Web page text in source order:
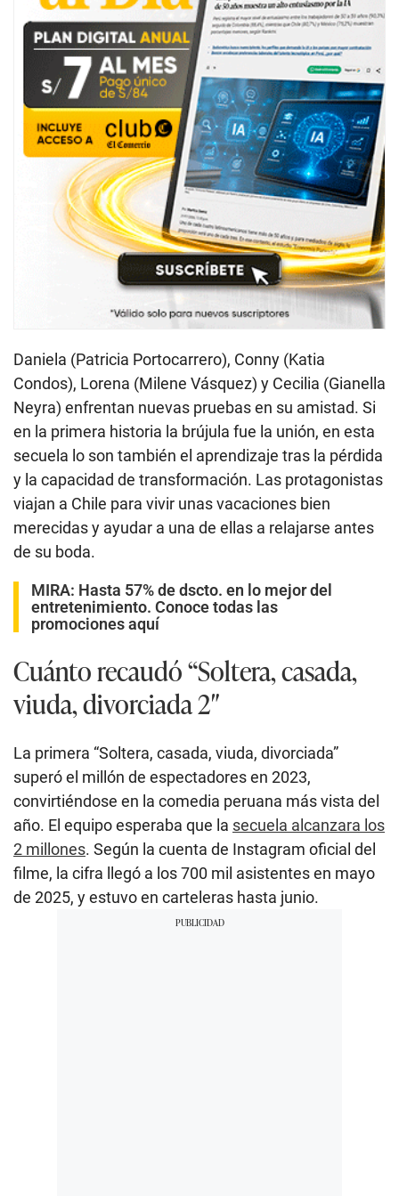
Daniela (Patricia Portocarrero), Conny (Katia
Condos), Lorena (Milene Vásquez) y Cecilia (Gianella
Neyra) enfrentan nuevas pruebas en su amistad. Si
en la primera historia la brújula fue la unión, en esta
secuela lo son también el aprendizaje tras la pérdida
y la capacidad de transformación. Las protagonistas
viajan a Chile para vivir unas vacaciones bien
merecidas y ayudar a una de ellas a relajarse antes
de su boda.
MIRA: Hasta 57% de dscto. en lo mejor del
entretenimiento. Conoce todas las
promociones aquí
Cuánto recaudó “Soltera, casada,
viuda, divorciada 2″
La primera “Soltera, casada, viuda, divorciada”
superó el millón de espectadores en 2023,
convirtiéndose en la comedia peruana más vista del
año. El equipo esperaba que la secuela alcanzara los
2 millones. Según la cuenta de Instagram oficial del
filme, la cifra llegó a los 700 mil asistentes en mayo
de 2025, y estuvo en carteleras hasta junio.